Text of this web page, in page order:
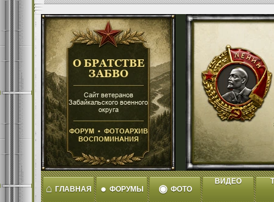
⌂ ГЛАВНАЯ ● ФОРУМЫ ◉ ФОТО
ВИДЕО